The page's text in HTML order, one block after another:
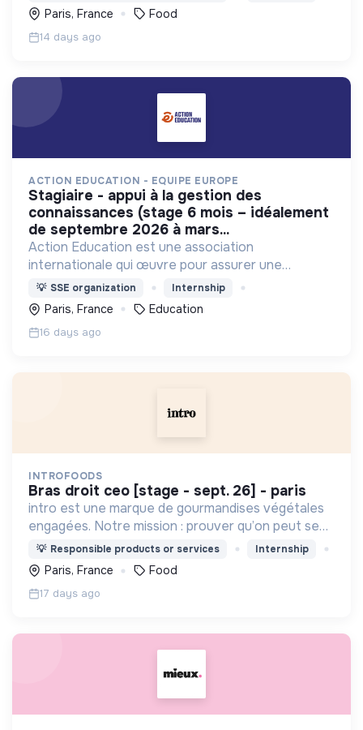
Paris, France Food
14 days ago
ACTION EDUCATION - EQUIPE EUROPE
stagiaire - appui à la gestion des
connaissances (stage 6 mois – idéalement
de septembre 2026 à mars...
Action Education est une association
internationale qui œuvre pour assurer une
éducation de qualité pour les populations les plus
vulnérables et marginalisées
💡 SSE organization Internship
Paris, France Education
16 days ago
INTROFOODS
bras droit ceo [stage - sept. 26] - paris
intro est une marque de gourmandises végétales
engagées. Notre mission : prouver qu’on peut se
faire plaisir sans compromis.
💡 Responsible products or services Internship
Paris, France Food
17 days ago